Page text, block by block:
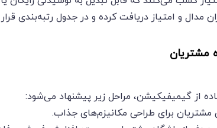
مدال و امتیاز دریافت کرده و در جدول رتبه‌بندی
مشتریان
از گیمیفیکیشن، مراحل زیر پیشنهاد می‌شود:
مشتریان برای طراحی مکانیزم‌های جذاب.